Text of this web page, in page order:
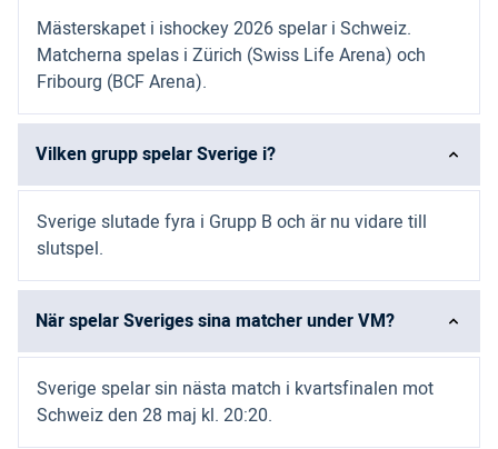
Mästerskapet i ishockey 2026 spelar i Schweiz.
Matcherna spelas i Zürich (Swiss Life Arena) och
Fribourg (BCF Arena).
Vilken grupp spelar Sverige i?
Sverige slutade fyra i Grupp B och är nu vidare till
slutspel.
När spelar Sveriges sina matcher under VM?
Sverige spelar sin nästa match i kvartsfinalen mot
Schweiz den 28 maj kl. 20:20.